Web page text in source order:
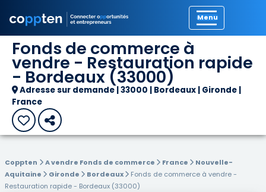
Fonds de commerce à
vendre - Restauration rapide
- Bordeaux (33000)
Adresse sur demande | 33000 | Bordeaux | Gironde |
France
Coppten A vendre Fonds de commerce France
Nouvelle-
Aquitaine
Gironde Bordeaux
Fonds de commerce à vendre -
Restauration rapide - Bordeaux (33000)